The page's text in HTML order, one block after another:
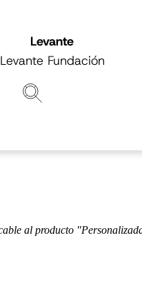
Levante
Levante Fundación
al producto